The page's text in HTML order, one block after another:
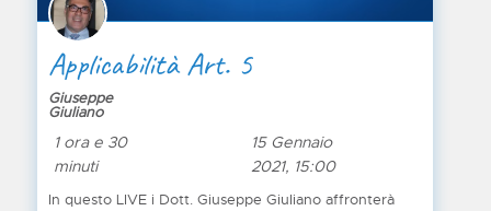
Applicabilità Art. 5
Giuseppe
Giuliano
1 ora e 30
minuti
15 Gennaio
2021, 15:00
In questo LIVE i Dott. Giuseppe Giuliano affronterà